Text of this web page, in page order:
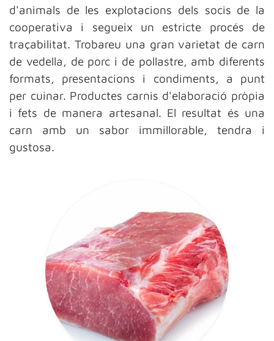
d'animals de les explotacions dels socis de la
cooperativa i segueix un estricte procés de
traçabilitat. Trobareu una gran varietat de carn
de vedella, de porc i de pollastre, amb diferents
formats, presentacions i condiments, a punt
per cuinar. Productes carnis d'elaboració pròpia
i fets de manera artesanal. El resultat és una
carn amb un sabor immillorable, tendra i
gustosa.